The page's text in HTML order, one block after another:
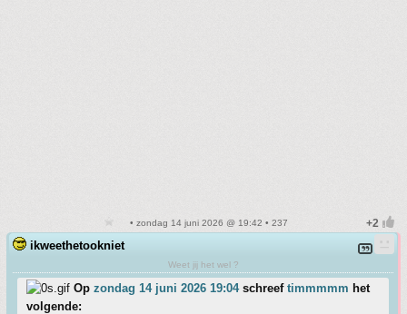
• zondag 14 juni 2026 @ 19:42 • 237
ikweethetookniet
Weet jij het wel ?
Op zondag 14 juni 2026 19:04schreef timmmmm het
volgende: